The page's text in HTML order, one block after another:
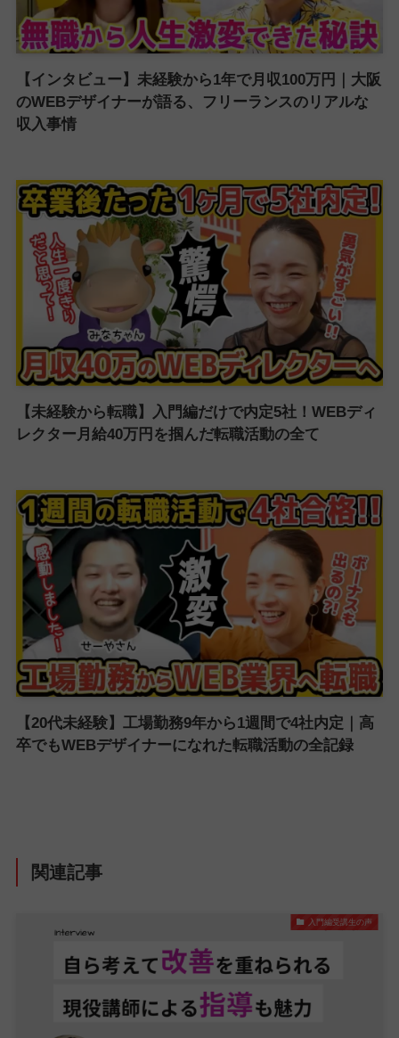
【インタビュー】未経験から1年で月収100万円｜大阪
のWEBデザイナーが語る、フリーランスのリアルな
収入事情
【未経験から転職】入門編だけで内定5社！WEBディ
レクター月給40万円を掴んだ転職活動の全て
【20代未経験】工場勤務9年から1週間で4社内定｜高
卒でもWEBデザイナーになれた転職活動の全記録
関連記事
入門編受講生の声